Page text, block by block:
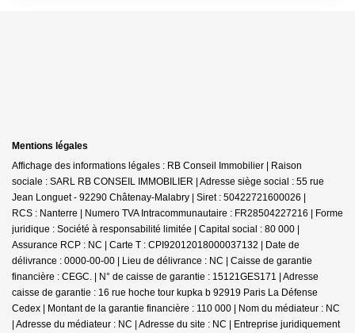
Mentions légales
Affichage des informations légales : RB Conseil Immobilier | Raison
sociale : SARL RB CONSEIL IMMOBILIER | Adresse siège social : 55 rue
Jean Longuet - 92290 Châtenay-Malabry | Siret : 50422721600026 |
RCS : Nanterre | Numero TVA Intracommunautaire : FR28504227216 | Forme
juridique : Société à responsabilité limitée | Capital social : 80 000 |
Assurance RCP : NC | Carte T : CPI92012018000037132 | Date de
délivrance : 0000-00-00 | Lieu de délivrance : NC | Caisse de garantie
financière : CEGC. | N° de caisse de garantie : 15121GES171 | Adresse
caisse de garantie : 16 rue hoche tour kupka b 92919 Paris La Défense
Cedex | Montant de la garantie financière : 110 000 | Nom du médiateur : NC
| Adresse du médiateur : NC | Adresse du site : NC | Entreprise juridiquement